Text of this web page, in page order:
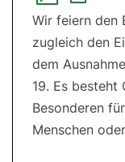
Wir feiern den
zugleich den
dem
19. Es besteht
Besonderen
Menschen